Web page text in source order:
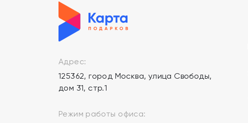
Адрес:
125362, город Москва, улица Свободы,
дом 31, стр.1
Режим работы офиса: